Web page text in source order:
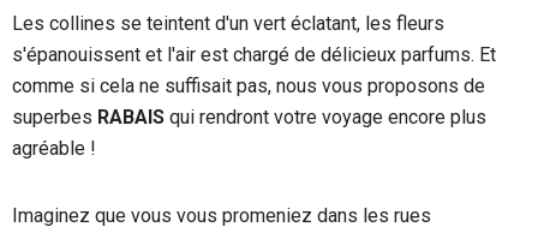
Les collines se teintent d'un vert éclatant, les fleurs
s'épanouissent et l'air est chargé de délicieux parfums. Et
comme si cela ne suffisait pas, nous vous proposons de
superbes RABAIS qui rendront votre voyage encore plus
agréable !
Imaginez que vous vous promeniez dans les rues